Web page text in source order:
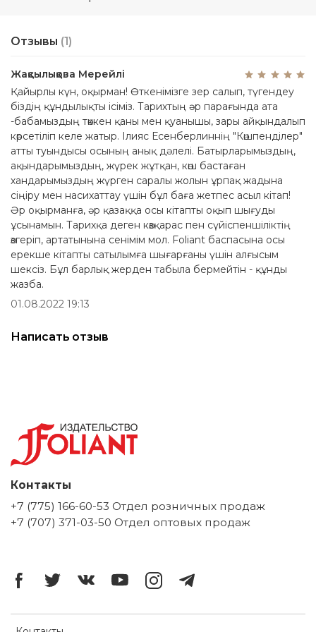
Отзывы (1)
Жақсылықова Мерейлі
Қайырлы күн, оқырман! Өткенімізге зер салып, түгендеу
біздің құндылықты ісіміз. Тарихтың әр парағында ата
-бабамыздың төккен қаны мен қуанышы, зары айқындалып
көрсетіліп келе жатыр. Ілияс Есенберлиннің "Көшпенділер"
атты туындысы осының анық дәлелі. Батырларымыздың,
ақындарымыздың, жүрек жұтқан, көш бастаған
хандарымыздың жүрген саралы жолын ұрпақ жадына
сіңіру мен насихаттау үшін бұл баға жетпес асыл кітап!
Әр оқырманға, әр қазаққа осы кітапты оқып шығуды
ұсынамын. Тарихқа деген көзқарас пен сүйіспеншіліктің
өзгеріп, артатынына сенімім мол. Foliant баспасына осы
ерекше кітапты сатылымға шығарғаны үшін алғысым
шексіз. Бұл барлық жерден табыла бермейтін - құнды
жазба.
01.08.2022 19:13
Написать отзыв
Контакты
+7 (775) 166-60-53 Отдел розничных продаж
+7 (707) 371-03-50 Отдел оптовых продаж